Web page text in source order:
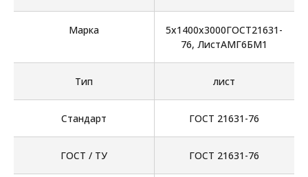
Марка
5х1400х3000ГОСТ21631-
76, ЛистАМГ6БМ1
Тип лист
Стандарт ГОСТ 21631-76
ГОСТ / ТУ ГОСТ 21631-76